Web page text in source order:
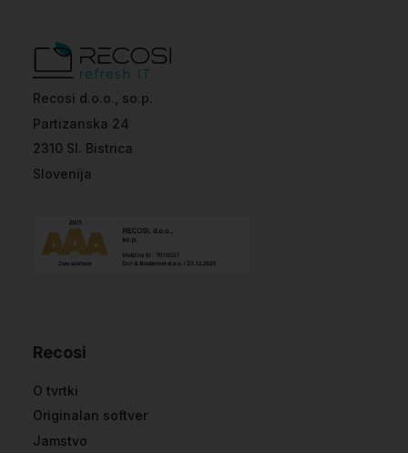
Recosi d.o.o., so.p.
Partizanska 24
2310 Sl. Bistrica
Slovenija
Recosi
O tvrtki
Originalan softver
Jamstvo